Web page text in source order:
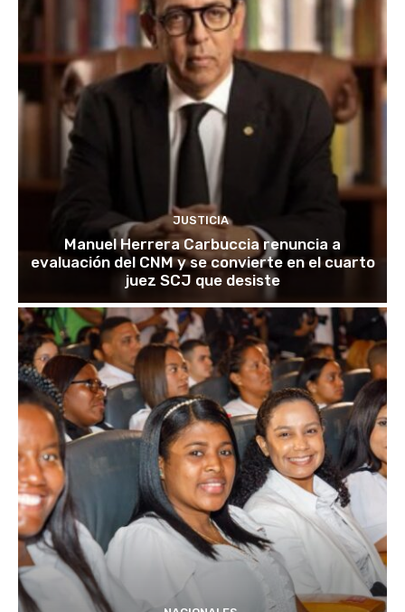
JUSTICIA
Manuel Herrera Carbuccia renuncia a
evaluación del CNM y se convierte en el cuarto
juez SCJ que desiste